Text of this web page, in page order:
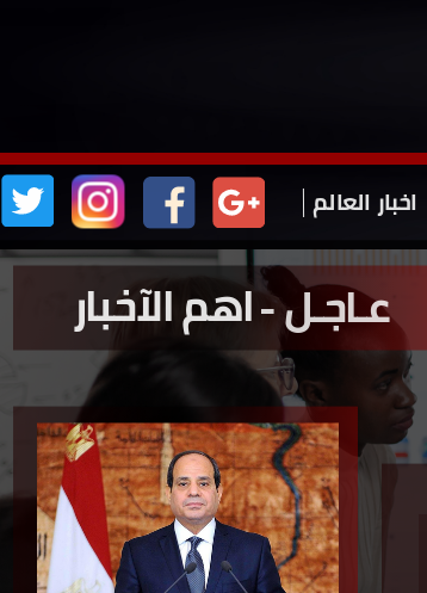
اخبارالعالم
اهم الآخبارعـاجـل -